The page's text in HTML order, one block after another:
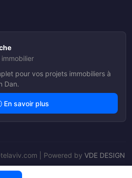
pour vos projets immobiliers à
Dan.
En savoir plus
| Powered by VDE DESIGN